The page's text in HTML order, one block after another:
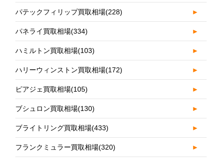
パテックフィリップ買取相場(228) ►
パネライ買取相場(334) ►
ハミルトン買取相場(103) ►
ハリーウィンストン買取相場(172) ►
ピアジェ買取相場(105) ►
ブシュロン買取相場(130) ►
ブライトリング買取相場(433) ►
フランクミュラー買取相場(320) ►